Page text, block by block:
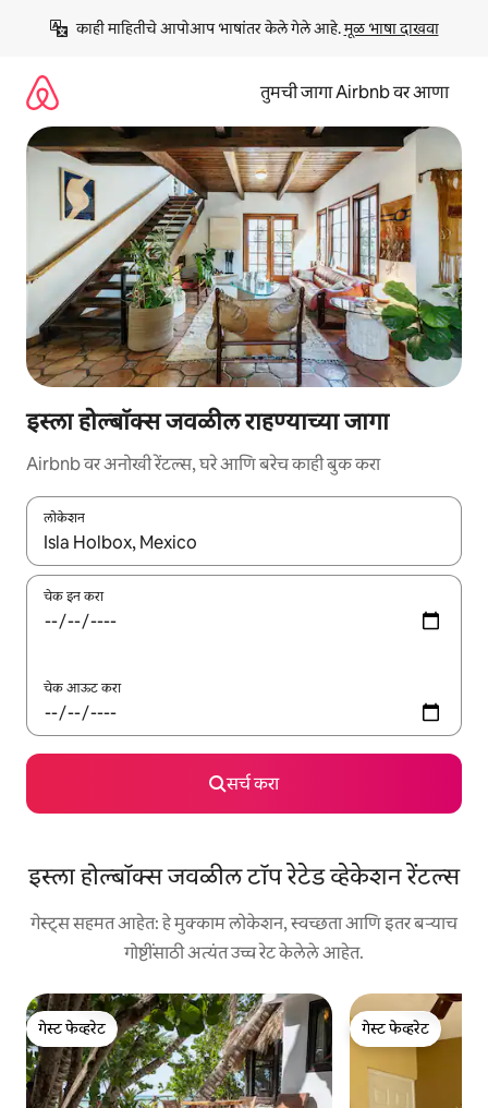
काही माहितीचे आपोआप भाषांतर केले गेले आहे. मूळ भाषा दाखवा
तुमची जागा Airbnb वर आणा
इस्ला होल्बॉक्स जवळील राहण्याच्या जागा
Airbnb वर अनोखी रेंटल्स, घरे आणि बरेच काही बुक करा
लोकेशन
जेव्हा परिणाम उपलब्ध असतील, तेव्हा वरच्या आणि खाली बाणांच्या किजसह
चेक इन करा
चेक आऊट करा
सर्च करा
इस्ला होल्बॉक्स जवळील टॉप रेटेड व्हेकेशन रेंटल्स
गेस्ट्स सहमत आहेत: हे मुक्काम लोकेशन, स्वच्छता आणि इतर बऱ्याच
गोष्टींसाठी अत्यंत उच्च रेट केलेले आहेत.
गेस्ट फेव्हरेट
गेस्ट फेव्हरेट
गेस्ट फेव्हरेट
गेस्ट फेव्हरेट